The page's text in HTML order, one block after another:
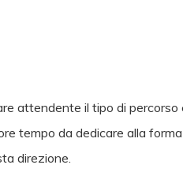
attendente il tipo di
tempo da dedicare alla
direzione.